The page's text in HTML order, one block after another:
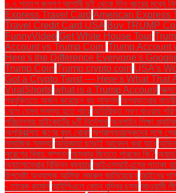
৮.৭ শতাংশ জনগণ আগামী দুই থেকে তিন বছরের মধ্যে
Express Travel Card American Express
Travel Credit Card USA Buy TRUMP
FunnyVideo Get White House Tour
Account vs Trump Coin: Trump Account
Here's the Difference Everyone's
Trump Coin Trump crypto coin USA's
Got a Crypto Twist — Here's What That
ViralShorts what is a Trump Account
প্রযুক্তিতে অর্জন করেছেন বড় সাফল্য অগ্রযাত্রার
খেলে যেসব সমস্যা হতে পারে অতিরিক্ত লবণ খাওয়ার
পরিচালনায় হাইকোর্টের ৯টি নির্দেশনা অনলাইন শিক্ষা
অপরিকল্পিত ঋণের বৃহৎ বোঝা অপ্রাপ্তবয়স্কদের সঙ্গে
সামাজিক সমস্যা অভিজ্ঞতা ছাড়াই আবেদন করা যাবে
সুরেশের বিবাহ সম্পন্ন অস্কার জিততে পারবেন কি?
অ্যালোভেরার বিভিন্ন ব্যবহার আইএসআইএসের পতাকা
উপদেষ্টা অধ্যাপক আসিফ নজরুল জানিয়েছেন আইনের
- তারেক রহমান আইপিএলে বেতন বৃদ্ধির চমক আওয়ামী